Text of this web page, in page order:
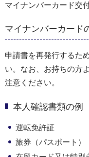
マイナンバーカード交
マイナンバーカード
申請書を再発行するた
い。なお、お持ちの方
注意ください。
本人確認書類の例
運転免許証
旅券（パスポート）